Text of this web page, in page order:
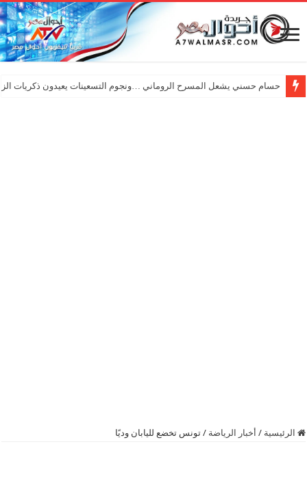
حسام حسني يشعل المسرح الروماني …ونجوم التسعينات يعيدون ذكريات
الرئيسية / أخبار الرياضة / تونس تخضع لليابان وديًا